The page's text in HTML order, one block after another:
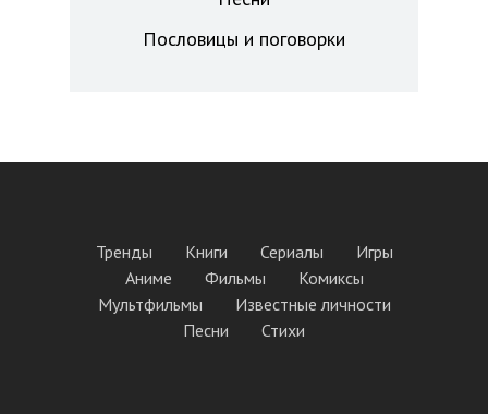
Пословицы и поговорки
Тренды Книги Сериалы
Игры
Аниме
Фильмы
Комиксы
Мультфильмы
Известные личности
Песни
Стихи